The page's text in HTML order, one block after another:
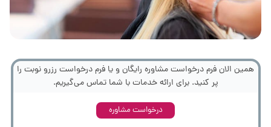
همین الان فرم درخواست مشاوره رایگان و یا فرم درخواست رزرو نوبت را
پر کنید. برای ارائه خدمات با شما تماس می‌گیریم.
درخواست مشاوره